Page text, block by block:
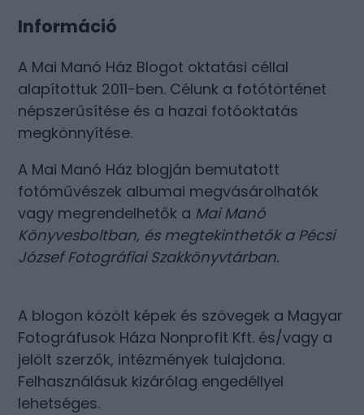
Információ
A Mai Manó Ház Blogot oktatási céllal
alapítottuk 2011-ben. Célunk a fotótörténet
népszerűsítése és a hazai fotóoktatás
megkönnyítése.
A Mai Manó Ház blogján bemutatott
fotóművészek albumai megvásárolhatók
vagy megrendelhetők a Mai Manó
Könyvesboltban, és megtekinthetők a Pécsi
József Fotográfiai Szakkönyvtárban.
A blogon közölt képek és szövegek a Magyar
Fotográfusok Háza Nonprofit Kft. és/vagy a
jelölt szerzők, intézmények tulajdona.
Felhasználásuk kizárólag engedéllyel
lehetséges.